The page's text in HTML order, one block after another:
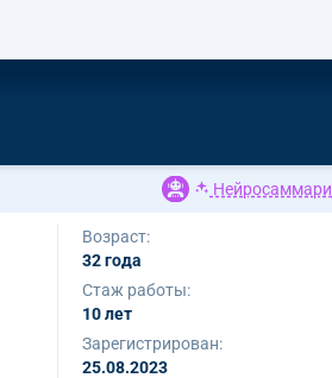
Нейросаммари
Возраст:
32 года
Стаж работы:
10 лет
Зарегистрирован:
25.08.2023